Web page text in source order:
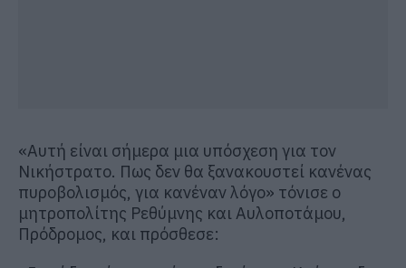
«Αυτή είναι σήμερα μια υπόσχεση για τον
Νικήστρατο. Πως δεν θα ξανακουστεί κανένας
πυροβολισμός, για κανέναν λόγο» τόνισε ο
μητροπολίτης Ρεθύμνης και Αυλοποτάμου,
Πρόδρομος, και πρόσθεσε: